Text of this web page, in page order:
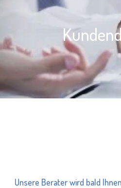
Unsere Berater wird bald